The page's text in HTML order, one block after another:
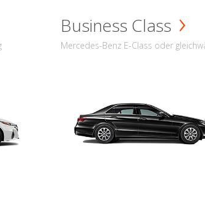
Business Class
Mercedes-Benz E-Class oder